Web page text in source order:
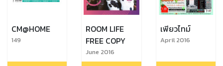
CM@HOME
149
ROOM LIFE
FREE COPY
June 2016
เพียวไทม์
April 2016